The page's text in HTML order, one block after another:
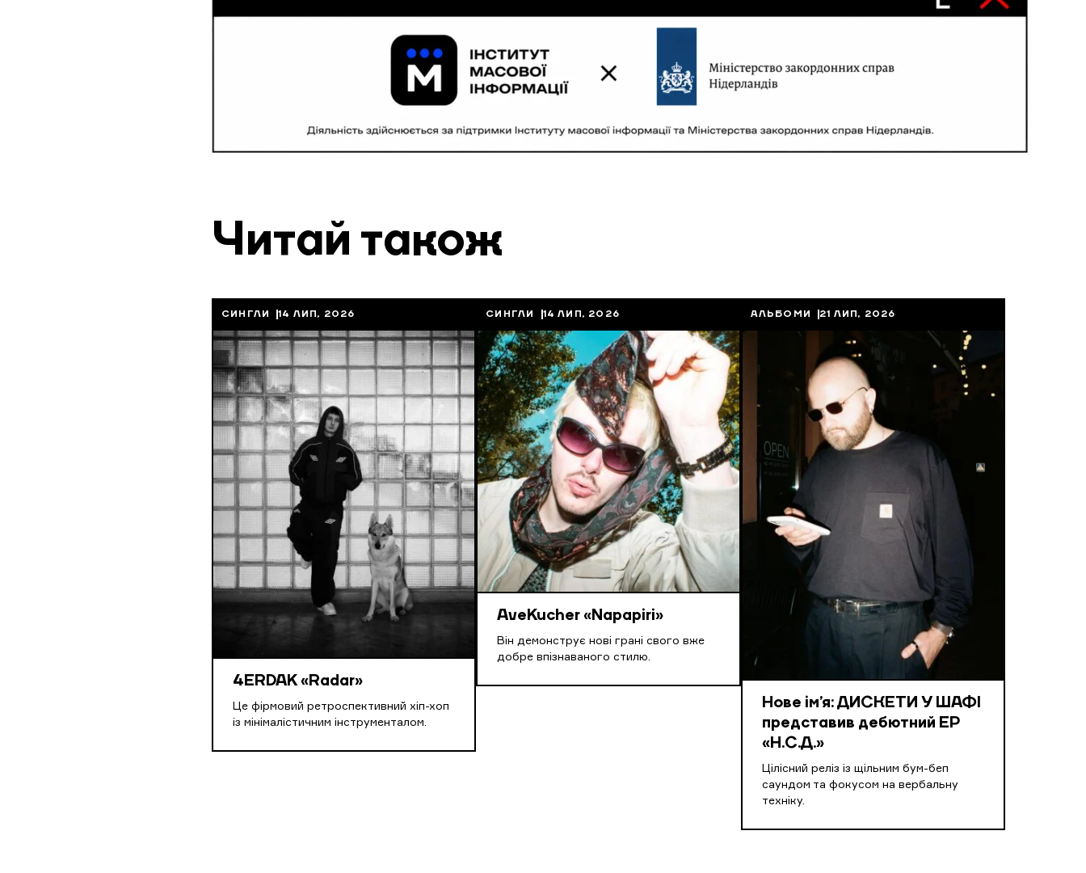
Читай також
СИНГЛИ 14 ЛИП, 2026
4ERDAK «Radar»
Це фірмовий ретроспективний хіп-хоп
із мінімалістичним інструменталом.
СИНГЛИ 14 ЛИП, 2026
AveKucher «Napapiri»
Він демонструє нові грані свого вже
добре впізнаваного стилю.
АЛЬБОМИ 21 ЛИП, 2026
Нове ім’я: ДИСКЕТИ У ШАФІ
представив дебютний EP
«Н.С.Д.»
Цілісний реліз із щільним бум-беп
саундом та фокусом на вербальну
техніку.